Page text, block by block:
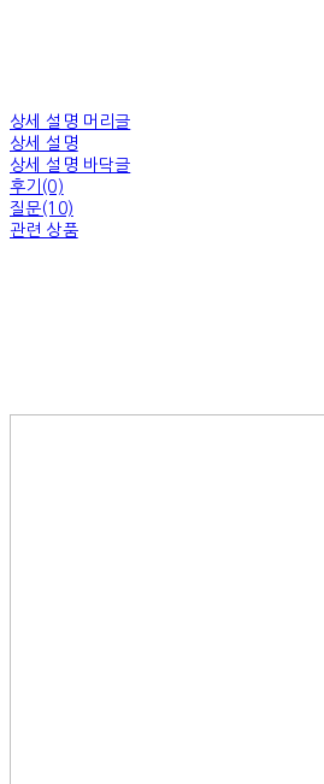
상세 설명 머리글
상세 설명
상세 설명 바닥글
후기(0)
질문(10)
관련 상품